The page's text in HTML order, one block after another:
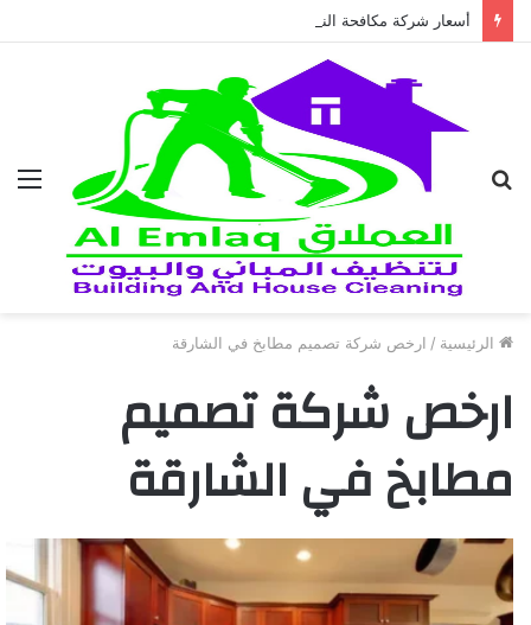
أسعار شركة مكافحة النمل الابيض في العين 2026
الرئيسية / ارخص شركة تصميم مطابخ في الشارقة
ارخص شركة تصميم
مطابخ في الشارقة